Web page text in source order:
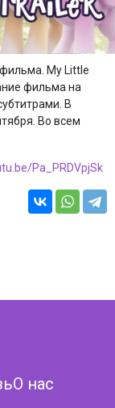
My Little
фильма на
В
Во всем
Pa_PRDVpjSk
О нас